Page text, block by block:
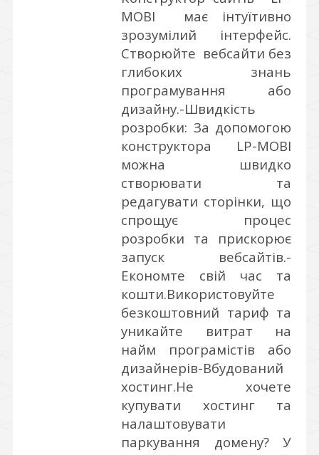
MOBI має інтуїтивно
зрозумілий інтерфейс.
Створюйте вебсайти без
глибоких знань
програмування або
дизайну.-Швидкість
розробки: За допомогою
конструктора LP-MOBI
можна швидко
створювати та
редагувати сторінки, що
спрощує процес
розробки та прискорює
запуск вебсайтів.-
Економте свій час та
кошти.Використовуйте
безкоштовний тариф та
уникайте витрат на
найм програмістів або
дизайнерів-Вбудований
хостинг.Не хочете
купувати хостинг та
налаштовувати
паркування домену? У